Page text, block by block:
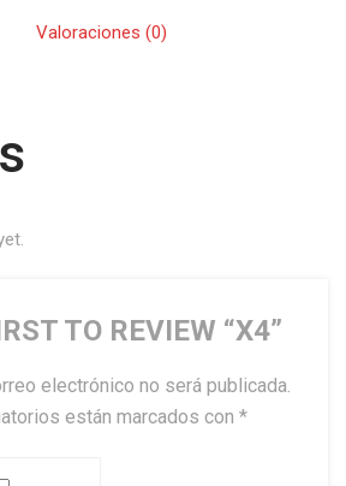
Valoraciones (0)
TO REVIEW “X4”
electrónico no será publicada.
están marcados con *